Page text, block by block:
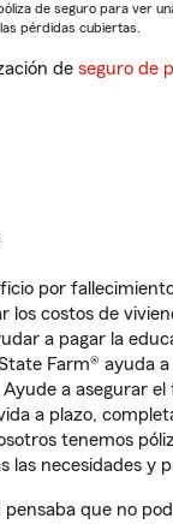
de seguro para ver
pérdidas cubiertas.
de seguro de
por
los costos de
a pagar la
Farm® ayuda
a asegurar
a plazo,
tenemos
las necesidades y
que no